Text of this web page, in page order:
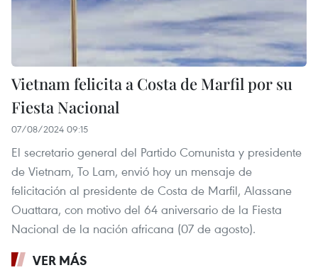
Vietnam felicita a Costa de Marfil por su
Fiesta Nacional
07/08/2024 09:15
El secretario general del Partido Comunista y presidente
de Vietnam, To Lam, envió hoy un mensaje de
felicitación al presidente de Costa de Marfil, Alassane
Ouattara, con motivo del 64 aniversario de la Fiesta
Nacional de la nación africana (07 de agosto).
VER MÁS